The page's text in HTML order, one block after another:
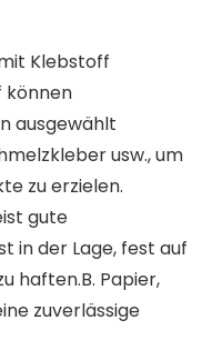
Klebstoff
können
ausgewählt
usw., um
zu erzielen.
gute
in der Lage, fest auf
haften.B. Papier,
zuverlässige